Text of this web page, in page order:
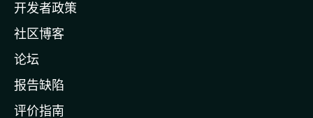
页
开发者政策
社区博客
论坛
报告缺陷
评价指南